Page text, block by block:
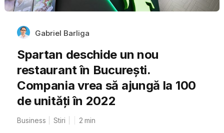
Gabriel Barliga
Spartan deschide un nou
restaurant în București.
Compania vrea să ajungă la 100
de unități în 2022
Business Stiri 2 min